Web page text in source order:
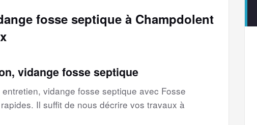
fosse septique à Champdolent
vidange fosse septique
vidange fosse septique avec Fosse
Il suffit de nous décrire vos travaux à